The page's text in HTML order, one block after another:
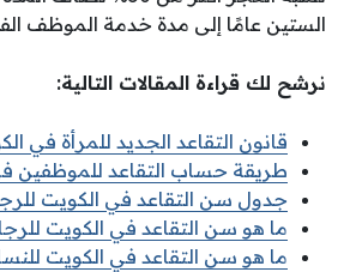
الستين عامًا إلى مدة خدمة الموظف
نرشح لك قراءة المقالات التالية:
قانون التقاعد الجديد للمرأة في
طريقة حساب التقاعد للموظفين
جدول سن التقاعد في الكويت
ما هو سن التقاعد في الكويت
ما هو سن التقاعد في الكويت